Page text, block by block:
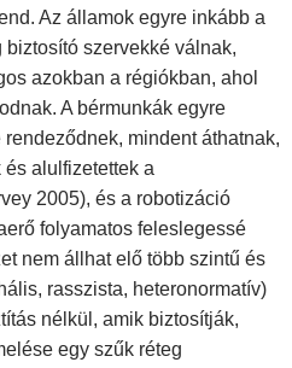
Az államok egyre inkább a
szervekké válnak,
azokban a régiókban, ahol
A bérmunkák egyre
mindent áthatnak,
alulfizetettek a
2005), és a robotizáció
folyamatos feleslegessé
nem állhat elő több szintű és
rasszista, heteronormatív)
nélkül, amik biztosítják,
egy szűk réteg